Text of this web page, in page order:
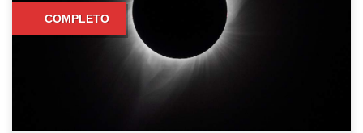
COMPLETO